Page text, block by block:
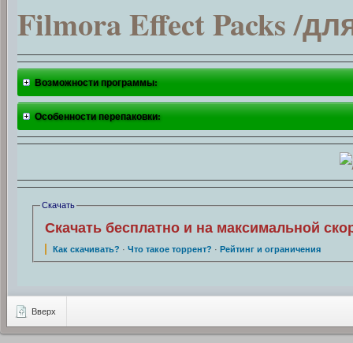
Filmora Effect Packs /
Возможности программы:
Особенности перепаковки:
Скачать
Скачать бесплатно и на максимальной
Как скачивать? ·Что такое торрент? ·Рейтинг и ограничения
Вверх